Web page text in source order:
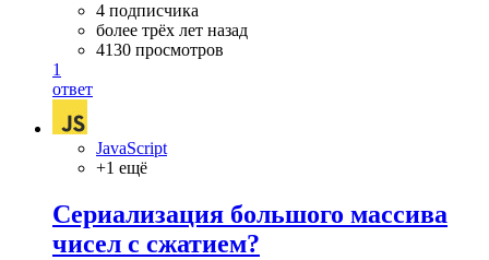
4 подписчика
более трёх лет назад
4130 просмотров
1
ответ
JavaScript
+1 ещё
Сериализация большого массива
чисел с сжатием?